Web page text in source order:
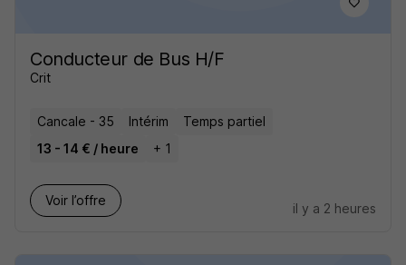
Conducteur de Bus H/F
Crit
Cancale - 35 Intérim
Temps partiel
13 - 14 € / heure
+ 1
Voir l’offre
il y a 2 heures